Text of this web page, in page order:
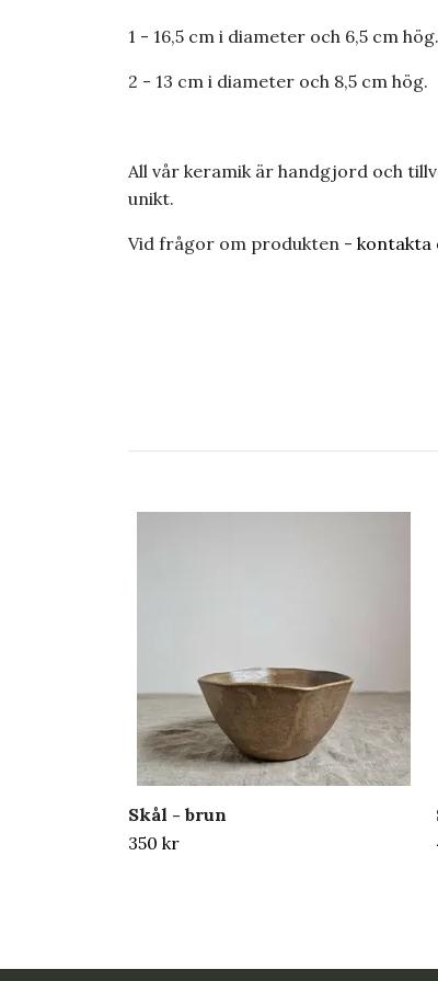
1 - 16,5 cm i diameter och 6,5 cm hög.
2 - 13 cm i diameter och 8,5 cm hög.
All vår keramik är handgjord och
unikt.
Vid frågor om produkten - kontakta
Skål - brun
350 kr